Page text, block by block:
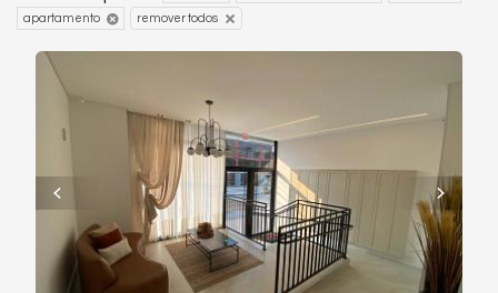
apartamento remover todos